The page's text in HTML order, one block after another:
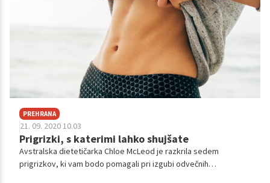
nekaj prvih znakov, ki kažejo, da spijete premalo vode.
PREHRANA
21. 09. 2020 10.03
Prigrizki, s katerimi lahko shujšate
Avstralska dietetičarka Chloe McLeod je razkrila sedem
prigrizkov, ki vam bodo pomagali pri izgubi odvečnih